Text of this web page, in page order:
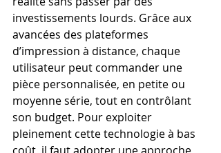
investissements lourds. Grâce aux
avancées des plateformes
d’impression à distance, chaque
utilisateur peut commander une
pièce personnalisée, en petite ou
moyenne série, tout en contrôlant
son budget. Pour exploiter
pleinement cette technologie à bas